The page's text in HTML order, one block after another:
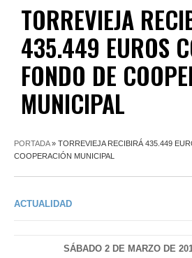
TORREVIEJA
435.449 EUROS
FONDO DE
MUNICIPAL
PORTADA» TORREVIEJA RECIBIRÁ 435.449
COOPERACIÓN MUNICIPAL
ACTUALIDAD
SÁBADO 2 DE MARZO DE